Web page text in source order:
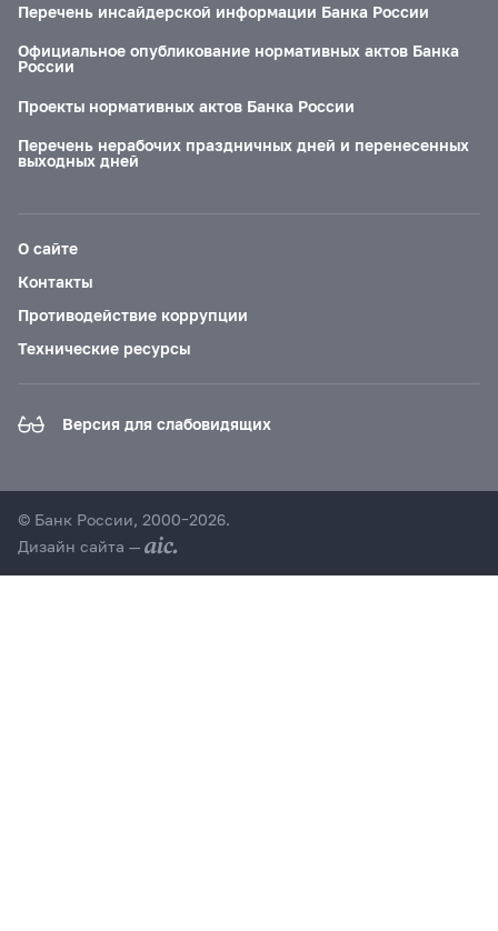
Перечень инсайдерской информации Банка России
Официальное опубликование нормативных актов Банка
России
Проекты нормативных актов Банка России
Перечень нерабочих праздничных дней и перенесенных
выходных дней
О сайте
Контакты
Противодействие коррупции
Технические ресурсы
Версия для слабовидящих
© Банк России, 2000–2026.
Дизайн сайта —